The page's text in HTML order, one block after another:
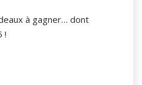
à gagner… dont
!